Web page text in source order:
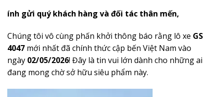
ính gửi quý khách hàng và đối tác thân mến,
Chúng tôi vô cùng phấn khởi thông báo rằng lô xe GS
4047 mới nhất đã chính thức cập bến Việt Nam vào
ngày 02/05/2026! Đây là tin vui lớn dành cho những ai
đang mong chờ sở hữu siêu phẩm này.